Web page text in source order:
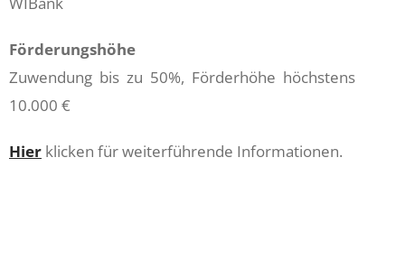
Förderungshöhe
Zuwendung bis zu 50%, Förderhöhe höchstens
10.000 €
Hier klicken für weiterführende Informationen.